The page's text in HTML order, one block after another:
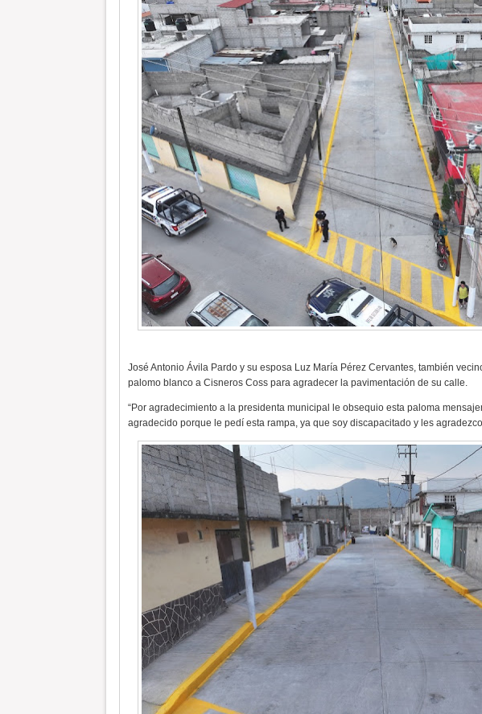
José Antonio Ávila Pardo y su esposa Luz María Pérez Cervantes, también
palomo blanco a Cisneros Coss para agradecer la pavimentación de su calle.
“Por agradecimiento a la presidenta municipal le obsequio esta paloma
agradecido porque le pedí esta rampa, ya que soy discapacitado y les